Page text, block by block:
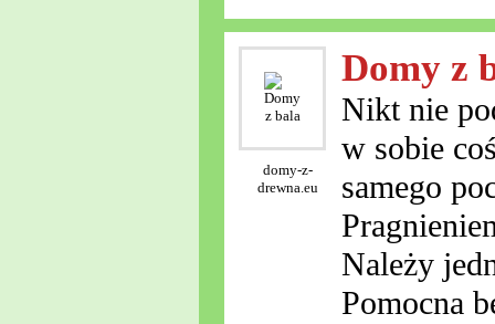
domy-z-
drewna.eu
Domy z
Nikt nie
w sobie
samego
Należy
Pomocna